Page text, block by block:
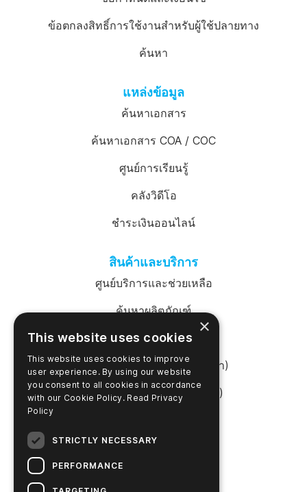
ข้อตกลงสิทธิ์การใช้งานสำหรับผู้ใช้ปลายทาง
ค้นหา
แหล่งข้อมูล
ค้นหาเอกสาร
ค้นหาเอกสาร COA / COC
ศูนย์การเรียนรู้
คลังวิดีโอ
ชำระเงินออนไลน์
สินค้าและบริการ
ศูนย์บริการและช่วยเหลือ
ค้นหาผลิตภัณฑ์
เข้าสู่ระบบ SureTrend
ร้านค้าออนไลน์ (สหรัฐอเมริกา)
ร้านค้าออนไลน์ (ออสเตรเลีย)
×
This website uses cookies
This website uses cookies to improve
user experience. By using our website
you consent to all cookies in accordance
with our Cookie Policy. Read Privacy
Policy
STRICTLY NECESSARY
PERFORMANCE